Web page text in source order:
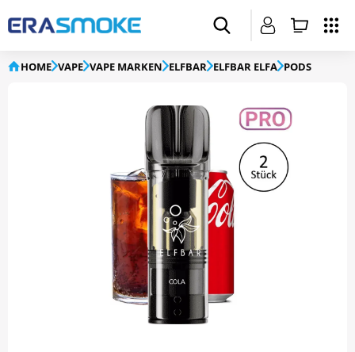
HOME VAPE VAPE MARKEN ELFBAR ELFBAR ELFA PODS